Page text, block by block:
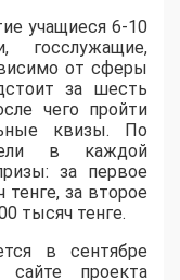
учащиеся 6-10
госслужащие,
от сферы
за шесть
чего пройти
квизы. По
в каждой
за первое
за второе
тысяч тенге.
в сентябре
проекта